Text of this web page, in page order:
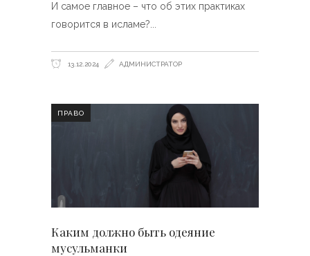
И самое главное – что об этих практиках
говорится в исламе?
13.12.2024 АДМИНИСТРАТОР
ПРАВО
Каким должно быть одеяние
мусульманки